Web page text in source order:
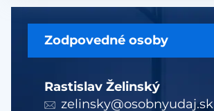
Zodpovedné osoby
Rastislav Želinský
zelinsky@osobnyudaj.sk